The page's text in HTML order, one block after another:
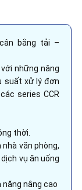
bằng tải –
những nâng
suất xử lý đơn
series CCR
thời.
văn phòng,
vụ ăn uống
năng nâng cao